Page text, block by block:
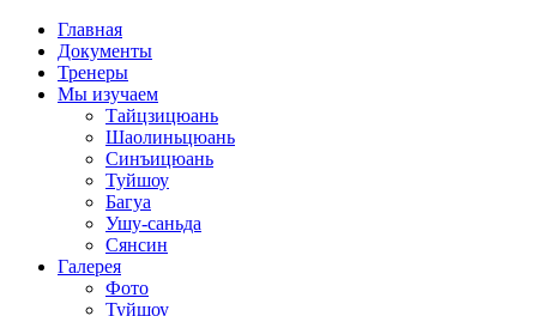
Главная
Документы
Тренеры
Мы изучаем
Тайцзицюань
Шаолиньцюань
Синъицюань
Туйшоу
Багуа
Ушу-саньда
Сянсин
Галерея
Фото
Туйшоу